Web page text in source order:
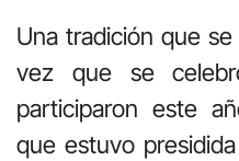
Una tradición que
vez que se
participaron este
que estuvo